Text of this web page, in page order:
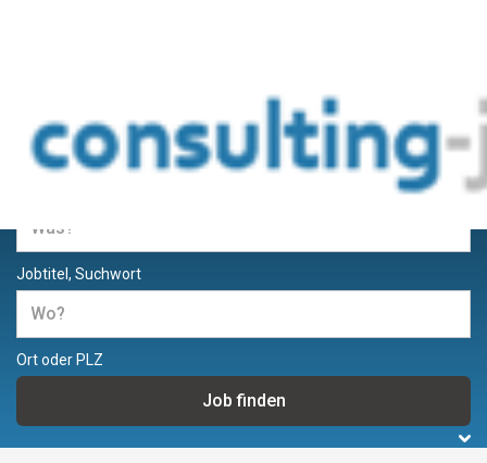
Jobs und Stellenangebote für
Berater und Consultants
Jobtitel, Suchwort
Ort oder PLZ